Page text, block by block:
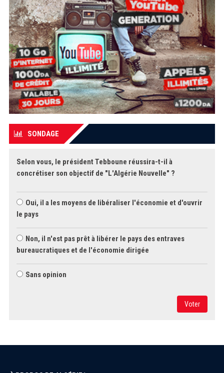
SONDAGE
Selon vous, le président Tebboune réussira-t-il à
concrétiser son objectif de "L'Algérie Nouvelle" ?
Oui, il a les moyens de libéraliser l'économie et d'ouvrir
le pays
Non, il n'est pas prêt à libérer le pays des entraves
bureaucratiques et de l'économie dirigée
Sans opinion
Voter